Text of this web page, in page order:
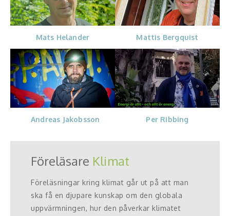
Mats Helander Mattis Bergquist
Andreas Jakobsson Per Ribbing
Föreläsare Klimat
Föreläsningar kring klimat går ut på att man
ska få en djupare kunskap om den globala
uppvärmningen, hur den påverkar klimatet